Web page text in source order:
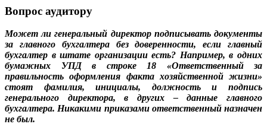
Вопрос аудитору
Может ли генеральный директор подписывать документы
за главного бухгалтера без доверенности, если главный
бухгалтер в штате организации есть? Например, в одних
бумажных УПД в строке 18 «Ответственный за
правильность оформления факта хозяйственной жизни»
стоят фамилия, инициалы, должность и подпись
генерального директора, в других – данные главного
бухгалтера. Никакими приказами ответственный назначен
не был.